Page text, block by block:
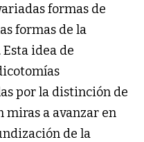
formas de
formas de la
idea de
por la distinción de
miras a avanzar en
de la